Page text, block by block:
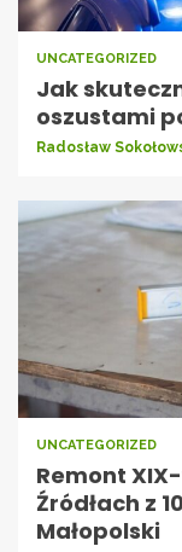
UNCATEGORIZED
Jak
oszustami
Radosław
UNCATEGORIZED
Remont
Źródłach z
Małopolski